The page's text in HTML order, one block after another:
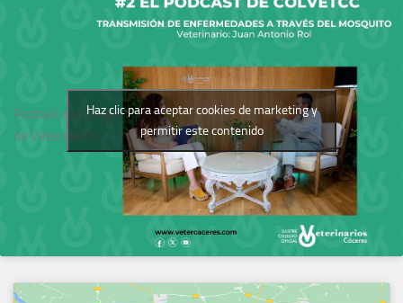
Podcast del Colegio
de Veterinarios
Haz clic para aceptar cookies de marketing y
permitir este contenido